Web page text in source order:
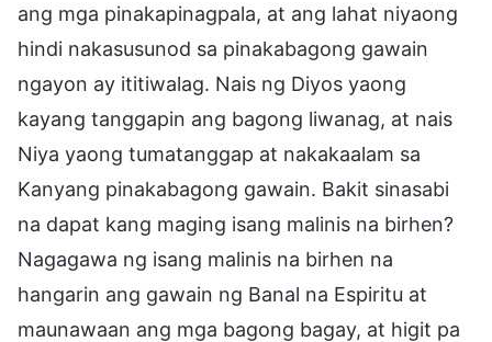
ang mga pinakapinagpala, at ang lahat niyaong
hindi nakasusunod sa pinakabagong gawain
ngayon ay ititiwalag. Nais ng Diyos yaong
kayang tanggapin ang bagong liwanag, at nais
Niya yaong tumatanggap at nakakaalam sa
Kanyang pinakabagong gawain. Bakit sinasabi
na dapat kang maging isang malinis na birhen?
Nagagawa ng isang malinis na birhen na
hangarin ang gawain ng Banal na Espiritu at
maunawaan ang mga bagong bagay, at higit pa